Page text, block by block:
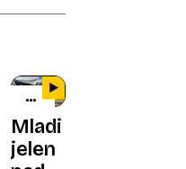
REŠEVALNA
AKCIJA
Mladi
jelen